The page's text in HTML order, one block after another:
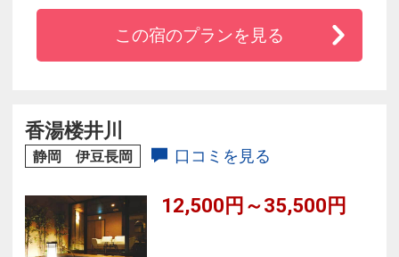
の環境省指定保養温泉の
「ぬる湯」の名湯をご堪能ください。
会席料理は「味わい」「香り」「彩り」どれも
逸品です♪
この宿のプランを見る
香湯楼井川
静岡 伊豆長岡 口コミを見る
12,500円～35,500円